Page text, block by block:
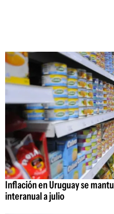
Inflación en Uruguay se
interanual a julio